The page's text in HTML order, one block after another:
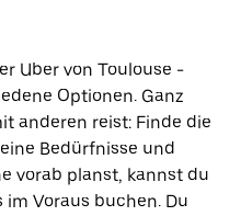
Uber von Toulouse -
Optionen. Ganz
anderen reist: Finde die
Bedürfnisse und
vorab planst, kannst du
im Voraus buchen. Du